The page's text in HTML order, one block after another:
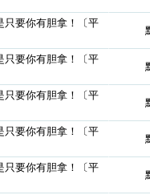
只要你有胆拿！〔平
只要你有胆拿！〔平
只要你有胆拿！〔平
只要你有胆拿！〔平
只要你有胆拿！〔平